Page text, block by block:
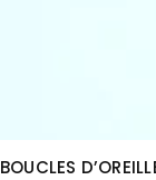
BOUCLES